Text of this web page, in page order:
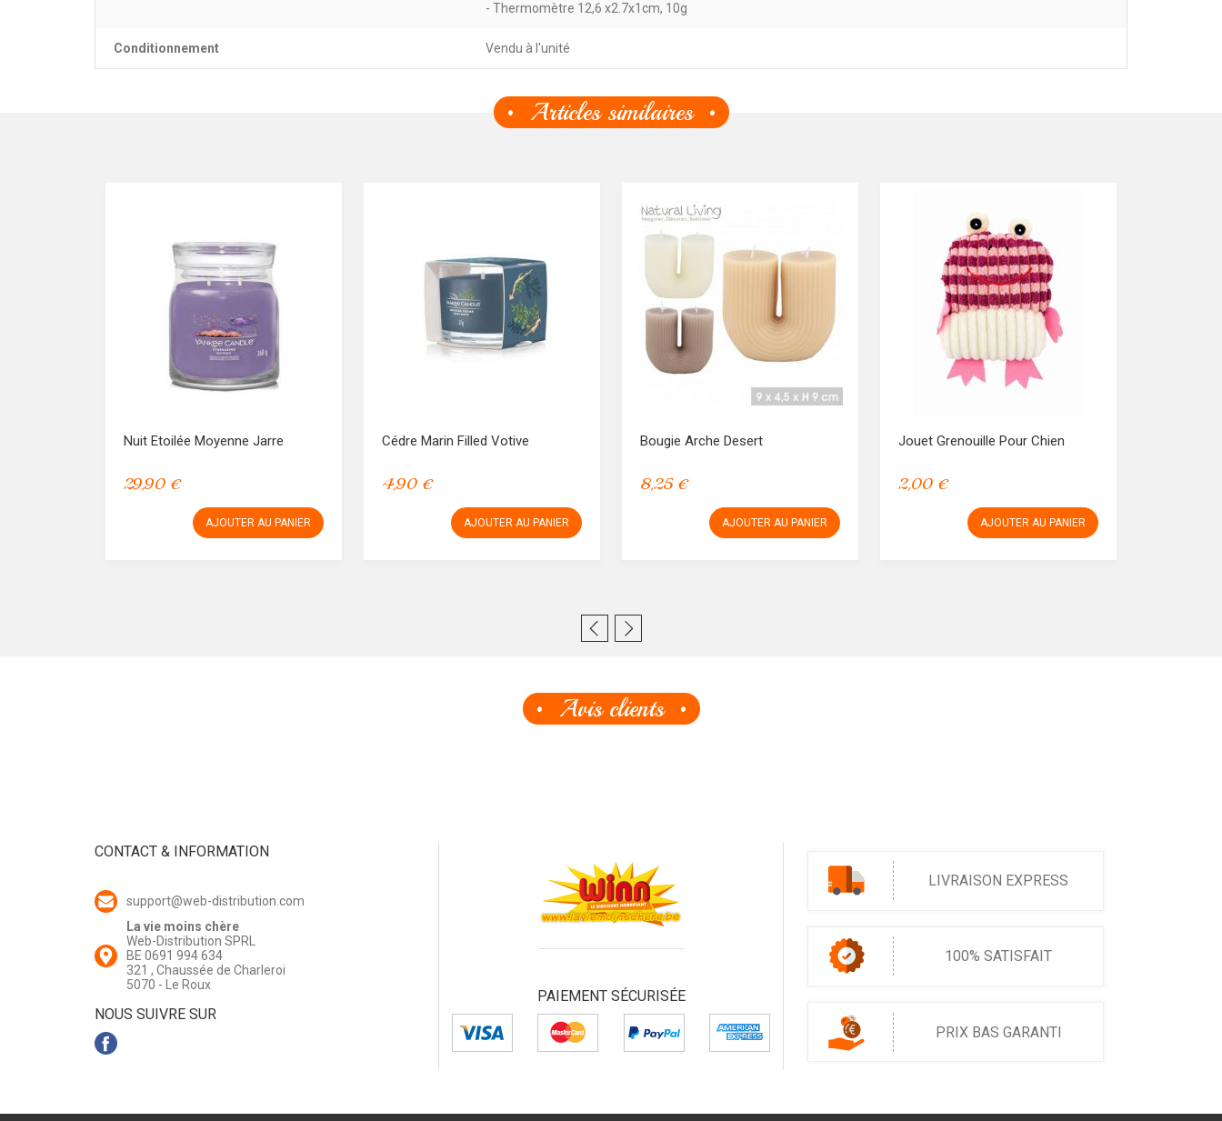
- Thermomètre 12,6 x2.7x1cm, 10g
Conditionnement Vendu à l'unité
Articles similaires
Nuit Etoilée Moyenne Jarre
29,90 €
AJOUTER AU PANIER
Cédre Marin Filled Votive
4,90 €
AJOUTER AU PANIER
Bougie Arche Desert
8,25 €
AJOUTER AU PANIER
Jouet Grenouille Pour Chien
2,00 €
AJOUTER AU PANIER
Avis clients
CONTACT & INFORMATION
support@web-distribution.com
La vie moins chère
Web-Distribution SPRL
BE 0691 994 634
321 , Chaussée de Charleroi
5070 - Le Roux
NOUS SUIVRE SUR
PAIEMENT SÉCURISÉE
LIVRAISON EXPRESS
100% SATISFAIT
PRIX BAS GARANTI